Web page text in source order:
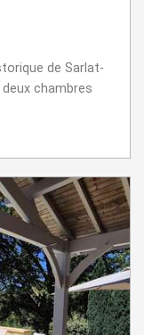
de Sarlat-
chambres